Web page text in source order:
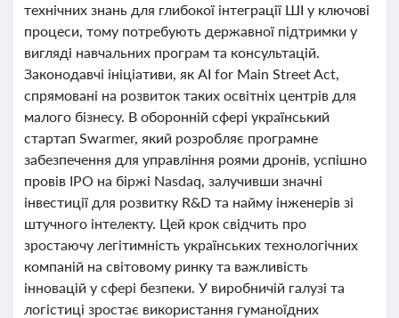
технічних знань для глибокої інтеграції ШІ у ключові
процеси, тому потребують державної підтримки у
вигляді навчальних програм та консультацій.
Законодавчі ініціативи, як AI for Main Street Act,
спрямовані на розвиток таких освітніх центрів для
малого бізнесу. В оборонній сфері український
стартап Swarmer, який розробляє програмне
забезпечення для управління роями дронів, успішно
провів IPO на біржі Nasdaq, залучивши значні
інвестиції для розвитку R&D та найму інженерів зі
штучного інтелекту. Цей крок свідчить про
зростаючу легітимність українських технологічних
компаній на світовому ринку та важливість
інновацій у сфері безпеки. У виробничій галузі та
логістиці зростає використання гуманоїдних